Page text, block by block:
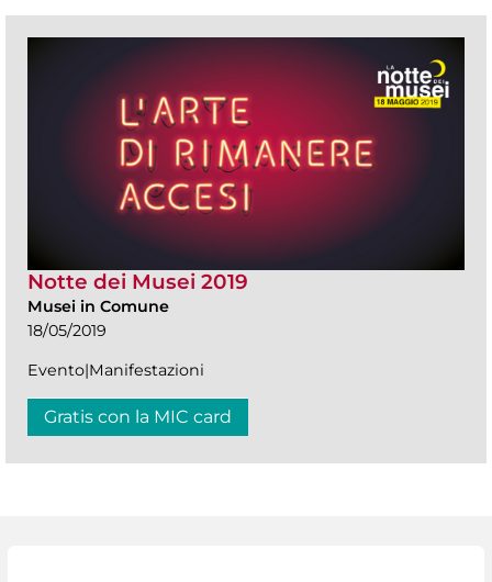
Notte dei Musei 2019
Musei in Comune
18/05/2019
Evento|Manifestazioni
Gratis con la MIC card